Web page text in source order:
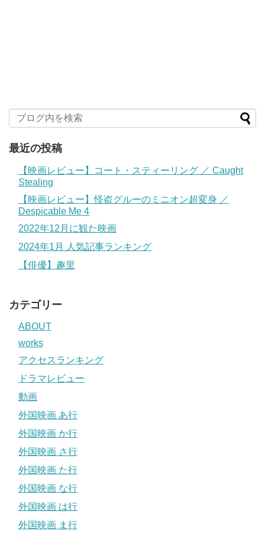
最近の投稿
【映画レビュー】コート・スティーリング ／ Caught
Stealing
【映画レビュー】怪盗グルーのミニオン超変身 ／
Despicable Me 4
2022年12月に観た映画
2024年1月 人気記事ランキング
【俳優】趣里
カテゴリー
ABOUT
works
アクセスランキング
ドラマレビュー
動画
外国映画 あ行
外国映画 か行
外国映画 さ行
外国映画 た行
外国映画 な行
外国映画 は行
外国映画 ま行